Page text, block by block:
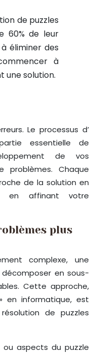
de puzzles
60% de leur
éliminer des
à
une solution.
Le processus d’
essentielle de
de vos
problèmes. Chaque
de la solution en
en affinant votre
plus
complexe, une
en sous-
Cette approche,
en informatique, est
de puzzles
aspects du puzzle